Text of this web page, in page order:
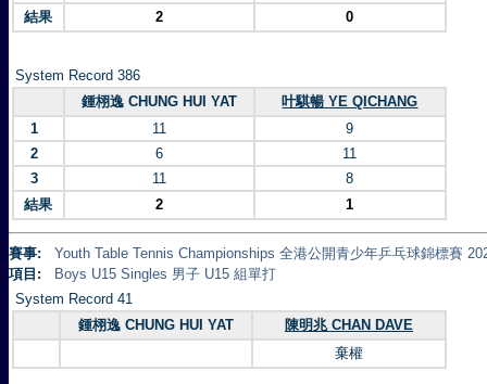
結果
2 0
System Record 386
鍾栩逸 CHUNG HUI YAT
叶騏暢 YE QICHANG
1
11
9
2
6
11
3
11
8
結果
2 1
賽事:
Youth Table Tennis Championships 全港公開青少年乒乓球錦標賽
項目:
Boys U15 Singles 男子 U15 組單打
System Record 41
鍾栩逸 CHUNG HUI YAT
陳明兆 CHAN DAVE
棄權